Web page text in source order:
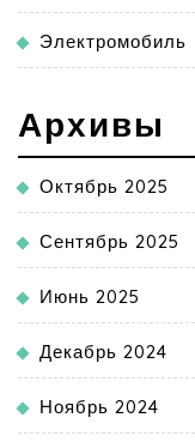
Электромобиль
Архивы
Октябрь 2025
Сентябрь 2025
Июнь 2025
Декабрь 2024
Ноябрь 2024